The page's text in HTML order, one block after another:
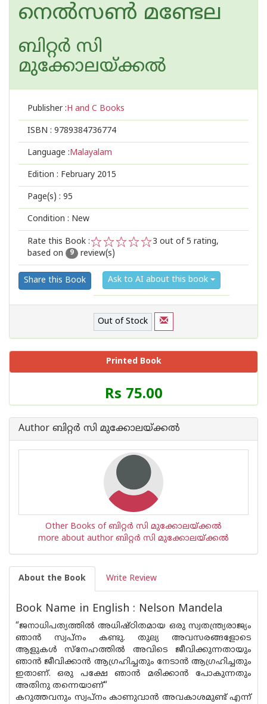
നെല്‍സണ്‍ മണ്ടേല
ബിറ്റര്‍ സി
മുക്കോലയ്ക്കല്‍
Publisher :H and C Books
ISBN : 9789384736774
Language :Malayalam
Edition : February 2015
Page(s) : 95
Condition : New
Rate this Book :
2
1
3 out of 5 rating,
based on
9 review(s)
Share this Book Ask to AI about this book
Out of Stock
Printed Book
Price
of
Book
is
Rs 75.00
Author ബിറ്റര്‍ സി മുക്കോലയ്ക്കല്‍
Other Books of ബിറ്റര്‍ സി മുക്കോലയ്ക്കല്‍
more about author ബിറ്റര്‍ സി മുക്കോലയ്ക്കല്‍
About the Book Write Review
Book Name in English : Nelson Mandela
“ജനാധിപത്യത്തില്‍ അധിഷ്ഠിതമായ ഒരു സ്വതന്ത്ര്യരാജ്യം
ഞാന്‍ സ്വപ്നം കണ്ടു. തുല്യ അവസരങ്ങളോടെ
ആളുകള്‍ സ്നേഹത്തില്‍ അവിടെ ജീവിക്കുന്നതായും
ഞാന്‍ ജീവിക്കാന്‍ ആഗ്രഹിച്ചതും നേടാന്‍ ആഗ്രഹിച്ചതും
ഇതാണ്. ഒരു പക്ഷേ ഞാന്‍ മരിക്കാന്‍ പോകുന്നതും
അതിനു തന്നെയാണ്“
കറുത്തവനും സ്വപ്നം കാണുവാന്‍ അവകാശമുണ്ട് എന്ന്